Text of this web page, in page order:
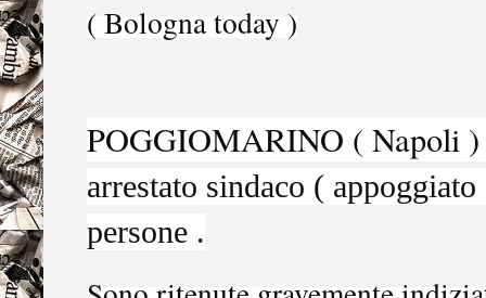
( Bologna today )
POGGIOMARINO ( Napoli
arrestato sindaco (
persone .